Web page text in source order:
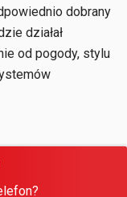
dobrany
działał
od pogody, stylu